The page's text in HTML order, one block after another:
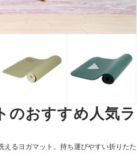
のおすすめ人気ラ
えるヨガマット。持ち運びやすい折りたた